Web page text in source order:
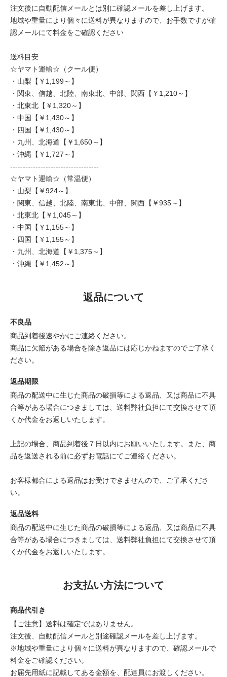
注文後に自動配信メールとは別に確認メールを差し上げます。
地域や重量により個々に送料が異なりますので、お手数ですが確
認メールにて料金をご確認ください
送料目安
☆ヤマト運輸☆（クール便）
・山梨【￥1,199～】
・関東、信越、北陸、南東北、中部、関西【￥1,210～】
・北東北【￥1,320～】
・中国【￥1,430～】
・四国【￥1,430～】
・九州、北海道【￥1,650～】
・沖縄【￥1,727～】
-----------------------------------
☆ヤマト運輸☆（常温便）
・山梨【￥924～】
・関東、信越、北陸、南東北、中部、関西【￥935～】
・北東北【￥1,045～】
・中国【￥1,155～】
・四国【￥1,155～】
・九州、北海道【￥1,375～】
・沖縄【￥1,452～】
返品について
不良品
商品到着後速やかにご連絡ください。
商品に欠陥がある場合を除き返品には応じかねますのでご了承く
ださい。
返品期限
商品の配送中に生じた商品の破損等による返品、又は商品に不具
合等がある場合につきましては、送料弊社負担にて交換させて頂
くか代金をお返しいたします。
上記の場合、商品到着後７日以内にお願いいたします。また、商
品を返送される前に必ずお電話にてご連絡ください。
お客様都合による返品はお受けできませんので、ご了承くださ
い。
返品送料
商品の配送中に生じた商品の破損等による返品、又は商品に不具
合等がある場合につきましては、送料弊社負担にて交換させて頂
くか代金をお返しいたします。
お支払い方法について
商品代引き
【ご注意】送料は確定ではありません。
注文後、自動配信メールと別途確認メールを差し上げます。
※地域や重量により個々に送料が異なりますので、確認メールで
料金をご確認ください。
お届先用紙に記載してある金額を、配達員にお渡しください。